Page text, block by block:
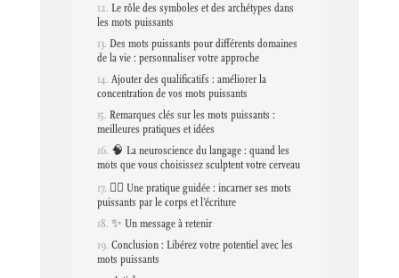
Le rôle des symboles et des archétypes dans
les mots puissants
Des mots puissants pour différents domaines
de la vie : personnaliser votre approche
Ajouter des qualificatifs : améliorer la
concentration de vos mots puissants
Remarques clés sur les mots puissants :
meilleures pratiques et idées
🧠 La neuroscience du langage : quand les
mots que vous choisissez sculptent votre cerveau
🧘‍♀️ Une pratique guidée : incarner ses mots
puissants par le corps et l’écriture
✨ Un message à retenir
Conclusion : Libérez votre potentiel avec les
mots puissants